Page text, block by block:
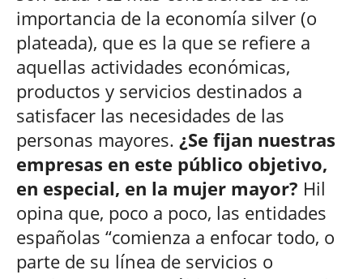
importancia de la economía silver (o
plateada), que es la que se refiere a
aquellas actividades económicas,
productos y servicios destinados a
satisfacer las necesidades de las
personas mayores. ¿Se fijan nuestras
empresas en este público objetivo,
en especial, en la mujer mayor? Hil
opina que, poco a poco, las entidades
españolas “comienza a enfocar todo, o
parte de su línea de servicios o